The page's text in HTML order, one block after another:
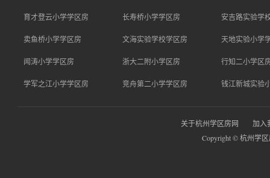
育才登云小学学区房 长寿桥小学学区房 安吉路实验学
卖鱼桥小学学区房 文海实验学校学区房 天地实验小学
闻涛小学学区房 浙大二附小学区房 行知二小学区
学军之江小学学区房 竞舟第二小学学区房 钱江新城实验
关于杭州学区房网
加入
Copyright © 杭州学